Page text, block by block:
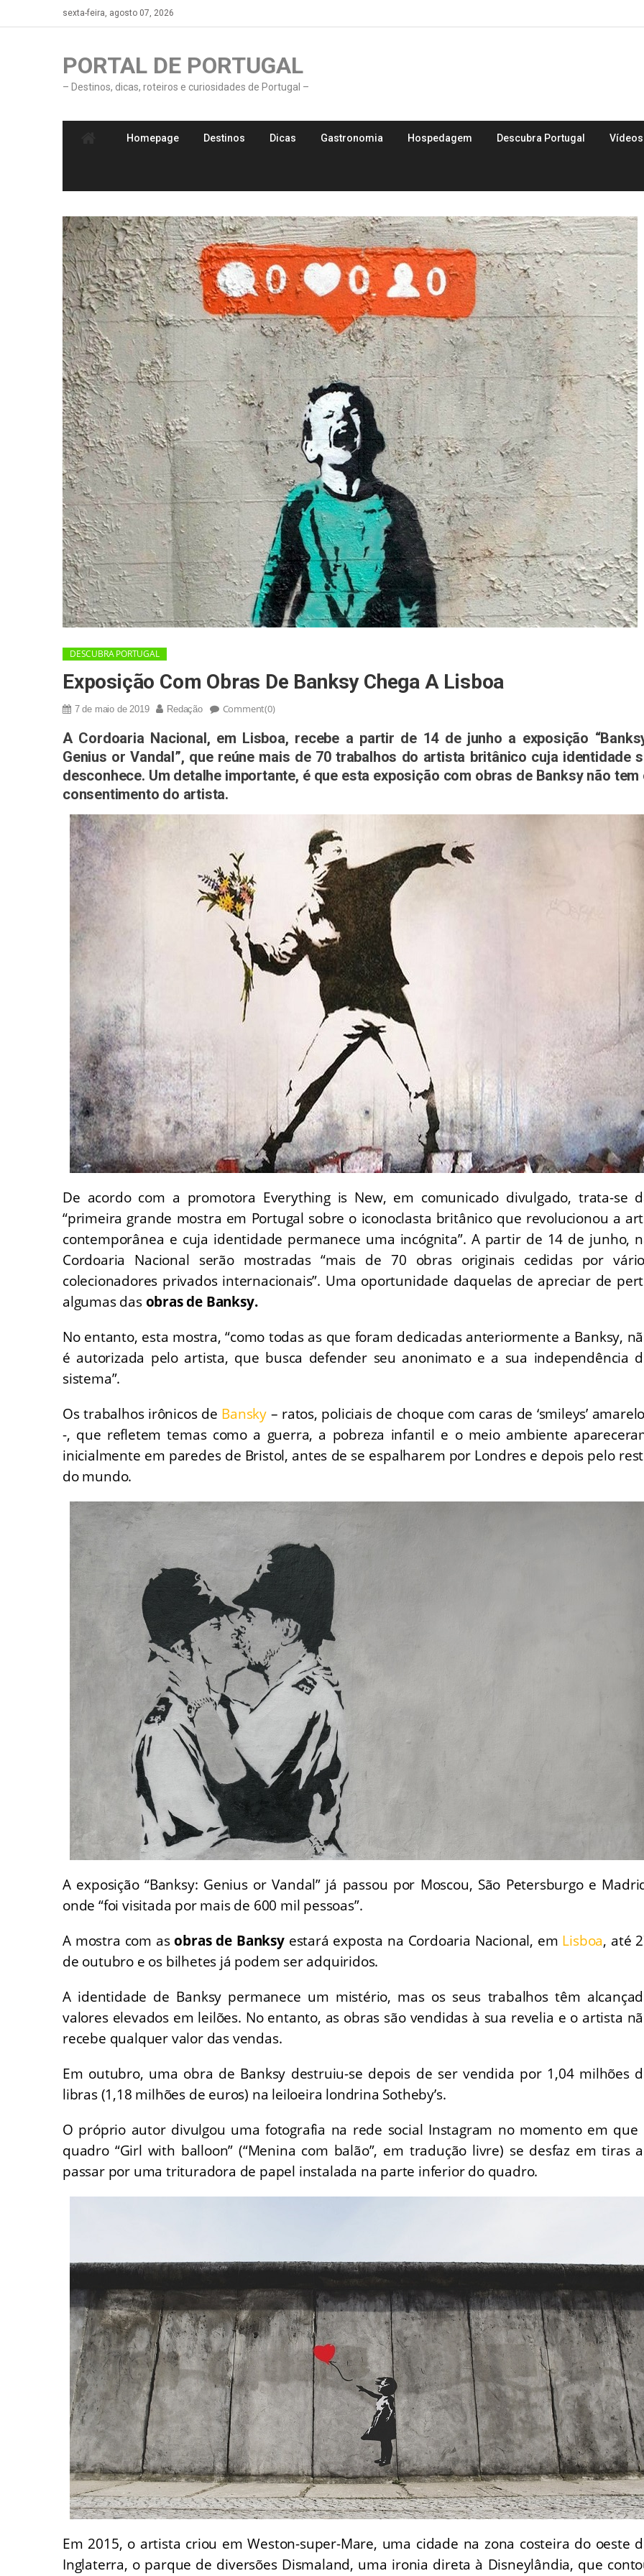
to
sexta-feira, agosto 07, 2026
PORTAL DE PORTUGAL
– Destinos, dicas, roteiros e curiosidades de Portugal –
Homepage Destinos Dicas Gastronomia Hospedagem Descubra Portugal Vídeos
DESCUBRA PORTUGAL
Exposição Com Obras De Banksy Chega A Lisboa
7 de maio de 2019 Redação Comment(0)
A Cordoaria Nacional, em Lisboa, recebe a partir de 14 de junho a exposição
Genius or Vandal”, que reúne mais de 70 trabalhos do artista britânico cuja identidade
desconhece. Um detalhe importante, é que esta exposição com obras de Banksy não tem
consentimento do artista.
De acordo com a promotora Everything is New, em comunicado divulgado, trata-se
“primeira grande mostra em Portugal sobre o iconoclasta britânico que revolucionou a
contemporânea e cuja identidade permanece uma incógnita”. A partir de 14 de junho,
Cordoaria Nacional serão mostradas “mais de 70 obras originais cedidas por
colecionadores privados internacionais”. Uma oportunidade daquelas de apreciar de
algumas dasobras de Banksy.
No entanto, esta mostra, “como todas as que foram dedicadas anteriormente a Banksy,
é autorizada pelo artista, que busca defender seu anonimato e a sua independência
sistema”.
Os trabalhos irônicos de Bansky – ratos, policiais de choque com caras de ‘smileys’
-, que refletem temas como a guerra, a pobreza infantil e o meio ambiente
inicialmente em paredes de Bristol, antes de se espalharem por Londres e depois pelo
do mundo.
A exposição “Banksy: Genius or Vandal” já passou por Moscou, São Petersburgo e
onde “foi visitada por mais de 600 mil pessoas”.
A mostra com asobras de Banksy estará exposta na Cordoaria Nacional, em Lisboa, até
de outubro e os bilhetes já podem ser adquiridos.
A identidade de Banksy permanece um mistério, mas os seus trabalhos têm
valores elevados em leilões. No entanto, as obras são vendidas à sua revelia e o artista
recebe qualquer valor das vendas.
Em outubro, uma obra de Banksy destruiu-se depois de ser vendida por 1,04 milhões
libras (1,18 milhões de euros) na leiloeira londrina Sotheby’s.
O próprio autor divulgou uma fotografia na rede social Instagram no momento em que
quadro “Girl with balloon” (“Menina com balão”, em tradução livre) se desfaz em tiras
passar por uma trituradora de papel instalada na parte inferior do quadro.
Em 2015, o artista criou em Weston-super-Mare, uma cidade na zona costeira do oeste
Inglaterra, o parque de diversões Dismaland, uma ironia direta à Disneylândia, que